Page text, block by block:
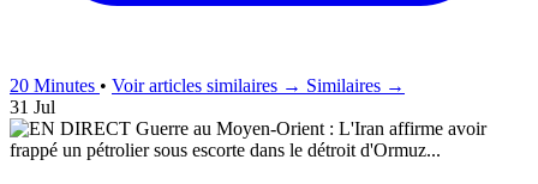
20 Minutes • Voir articles similaires → Similaires →
31 Jul